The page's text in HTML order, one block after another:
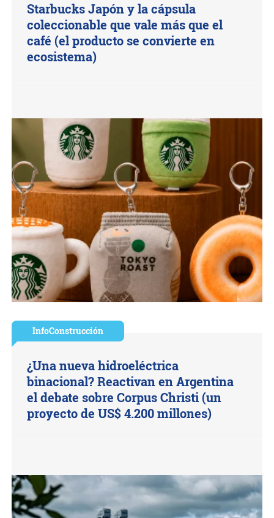
Starbucks Japón y la cápsula
coleccionable que vale más que el
café (el producto se convierte en
ecosistema)
InfoConstrucción
¿Una nueva hidroeléctrica
binacional? Reactivan en Argentina
el debate sobre Corpus Christi (un
proyecto de US$ 4.200 millones)